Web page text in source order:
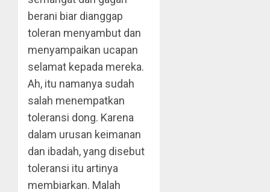
berani biar dianggap
toleran menyambut dan
menyampaikan ucapan
selamat kepada mereka.
Ah, itu namanya sudah
salah menempatkan
toleransi dong. Karena
dalam urusan keimanan
dan ibadah, yang disebut
toleransi itu artinya
membiarkan. Malah